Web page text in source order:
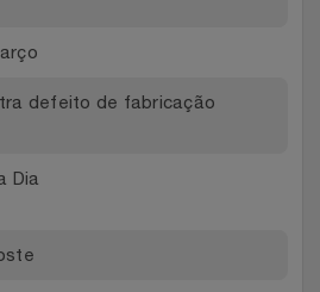
defeito de fabricação
Dia